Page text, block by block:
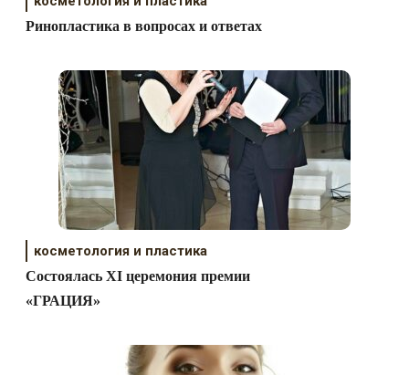
Ринопластика в вопросах и ответах
косметология и пластика
Cостоялась ХI церемония премии
«ГРАЦИЯ»